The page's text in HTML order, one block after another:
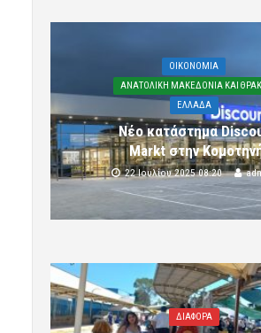
OIKONOMIA
ΑΝΑΤΟΛΙΚΗ ΜΑΚΕΔΟΝΙΑ ΚΑΙ
ΕΛΛΑΔΑ
Νέο κατάστημα
Markt στην
22 Ιουλίου 2025 08:20
ΔΙΑΦΟΡΑ